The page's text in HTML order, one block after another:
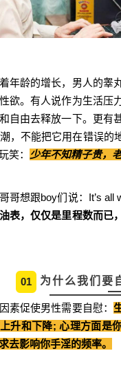
年龄的增长，男人的睾
欲。有人说作为生活压
自由去释放一下。更有
，不能把它用在错误的
笑：
少年不知精子贵，
哥想跟boy们说：It’s all
表，仅仅是里程数而已
01 为什么我们要
素促使男性需要自慰：
升和下降; 心理方面是
去影响你手淫的频率。